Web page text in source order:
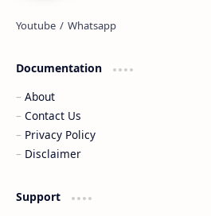
Documentation
About
Contact Us
Privacy Policy
Disclaimer
Support